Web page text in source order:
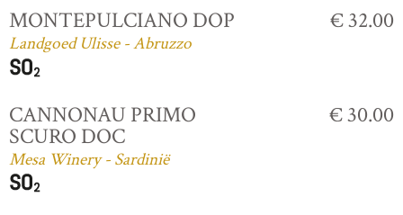
MONTEPULCIANO DOP
Landgoed Ulisse - Abruzzo
€ 32.00
CANNONAU PRIMO
SCURO DOC
Mesa Winery - Sardinië
€ 30.00